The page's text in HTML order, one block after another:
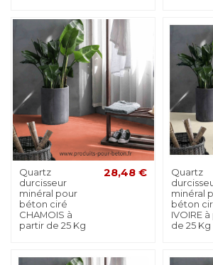
Quartz
durcisseur
minéral pour
béton ciré
CHAMOIS à
partir de 25 Kg
28,48 €
Quartz
minéral
béton
IVOIRE
de 25 Kg